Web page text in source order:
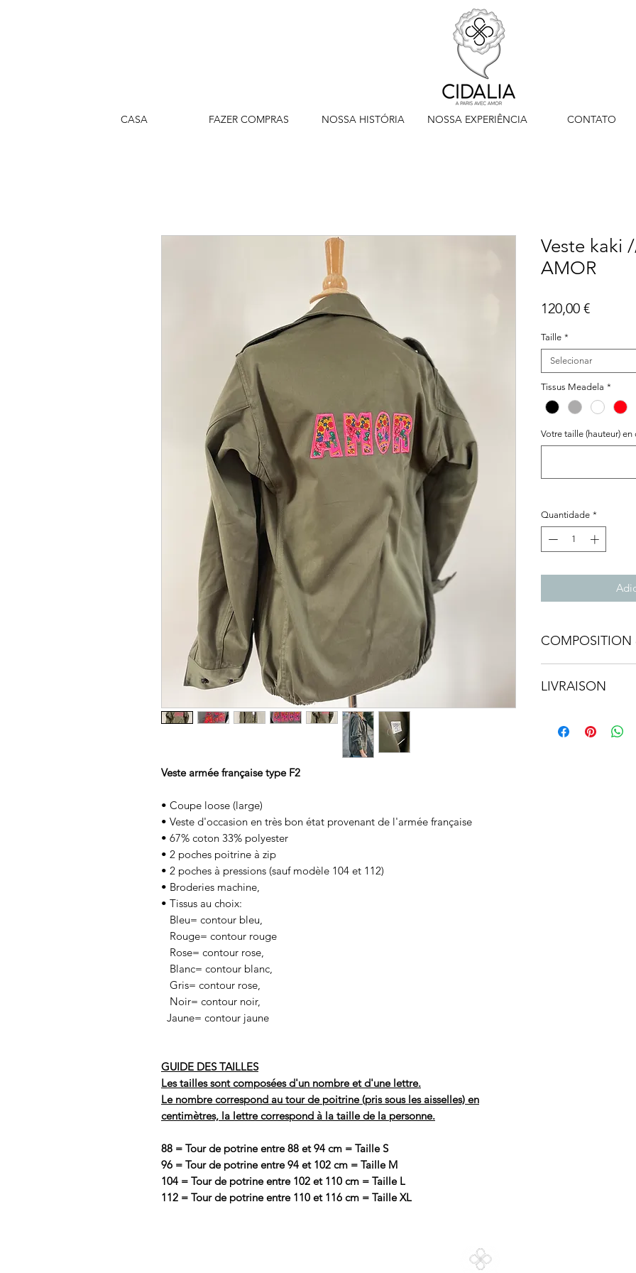
CASA FAZER COMPRAS NOSSA HISTÓRIA NOSSA EXPERIÊNCIA CONTATO
Veste armée française type F2
• Coupe loose (large)
• Veste d'occasion en très bon état provenant de l'armée française
• 67% coton 33% polyester
• 2 poches poitrine à zip
• 2 poches à pressions (sauf modèle 104 et 112)
• Broderies machine,
• Tissus au choix:
Bleu= contour bleu,
Rouge= contour rouge
Rose= contour rose,
Blanc= contour blanc,
Gris= contour rose,
Noir= contour noir,
Jaune= contour jaune
GUIDE DES TAILLES
Les tailles sont composées d'un nombre et d'une lettre.
Le nombre correspond au tour de poitrine (pris sous les aisselles) en
centimètres, la lettre correspond à la taille de la personne.
88 = Tour de potrine entre 88 et 94 cm = Taille S
96 = Tour de potrine entre 94 et 102 cm = Taille M
104 = Tour de potrine entre 102 et 110 cm = Taille L
112 = Tour de potrine entre 110 et 116 cm = Taille XL
Veste kaki
AMOR
120,00 €Preço
Taille *
Selecionar
Tissus Meadela *
Votre taille (hauteur) en
Quantidade *
COMPOSITION
• Facilement
LIVRAISON